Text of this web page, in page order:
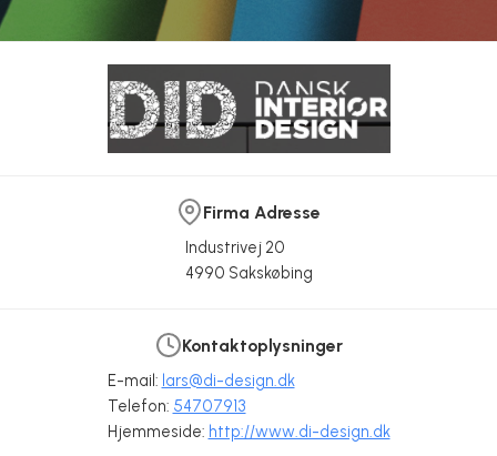
Firma Adresse
Industrivej 20
4990 Sakskøbing
Kontaktoplysninger
E-mail: lars@di-design.dk
Telefon: 54707913
Hjemmeside: http://www.di-design.dk
Hvad er Corian?
Dansk Interiør Design
Sådan plejer du Corian
Dansk Interiør Design
Skrædersyede bordplader
Dansk Interiør Design